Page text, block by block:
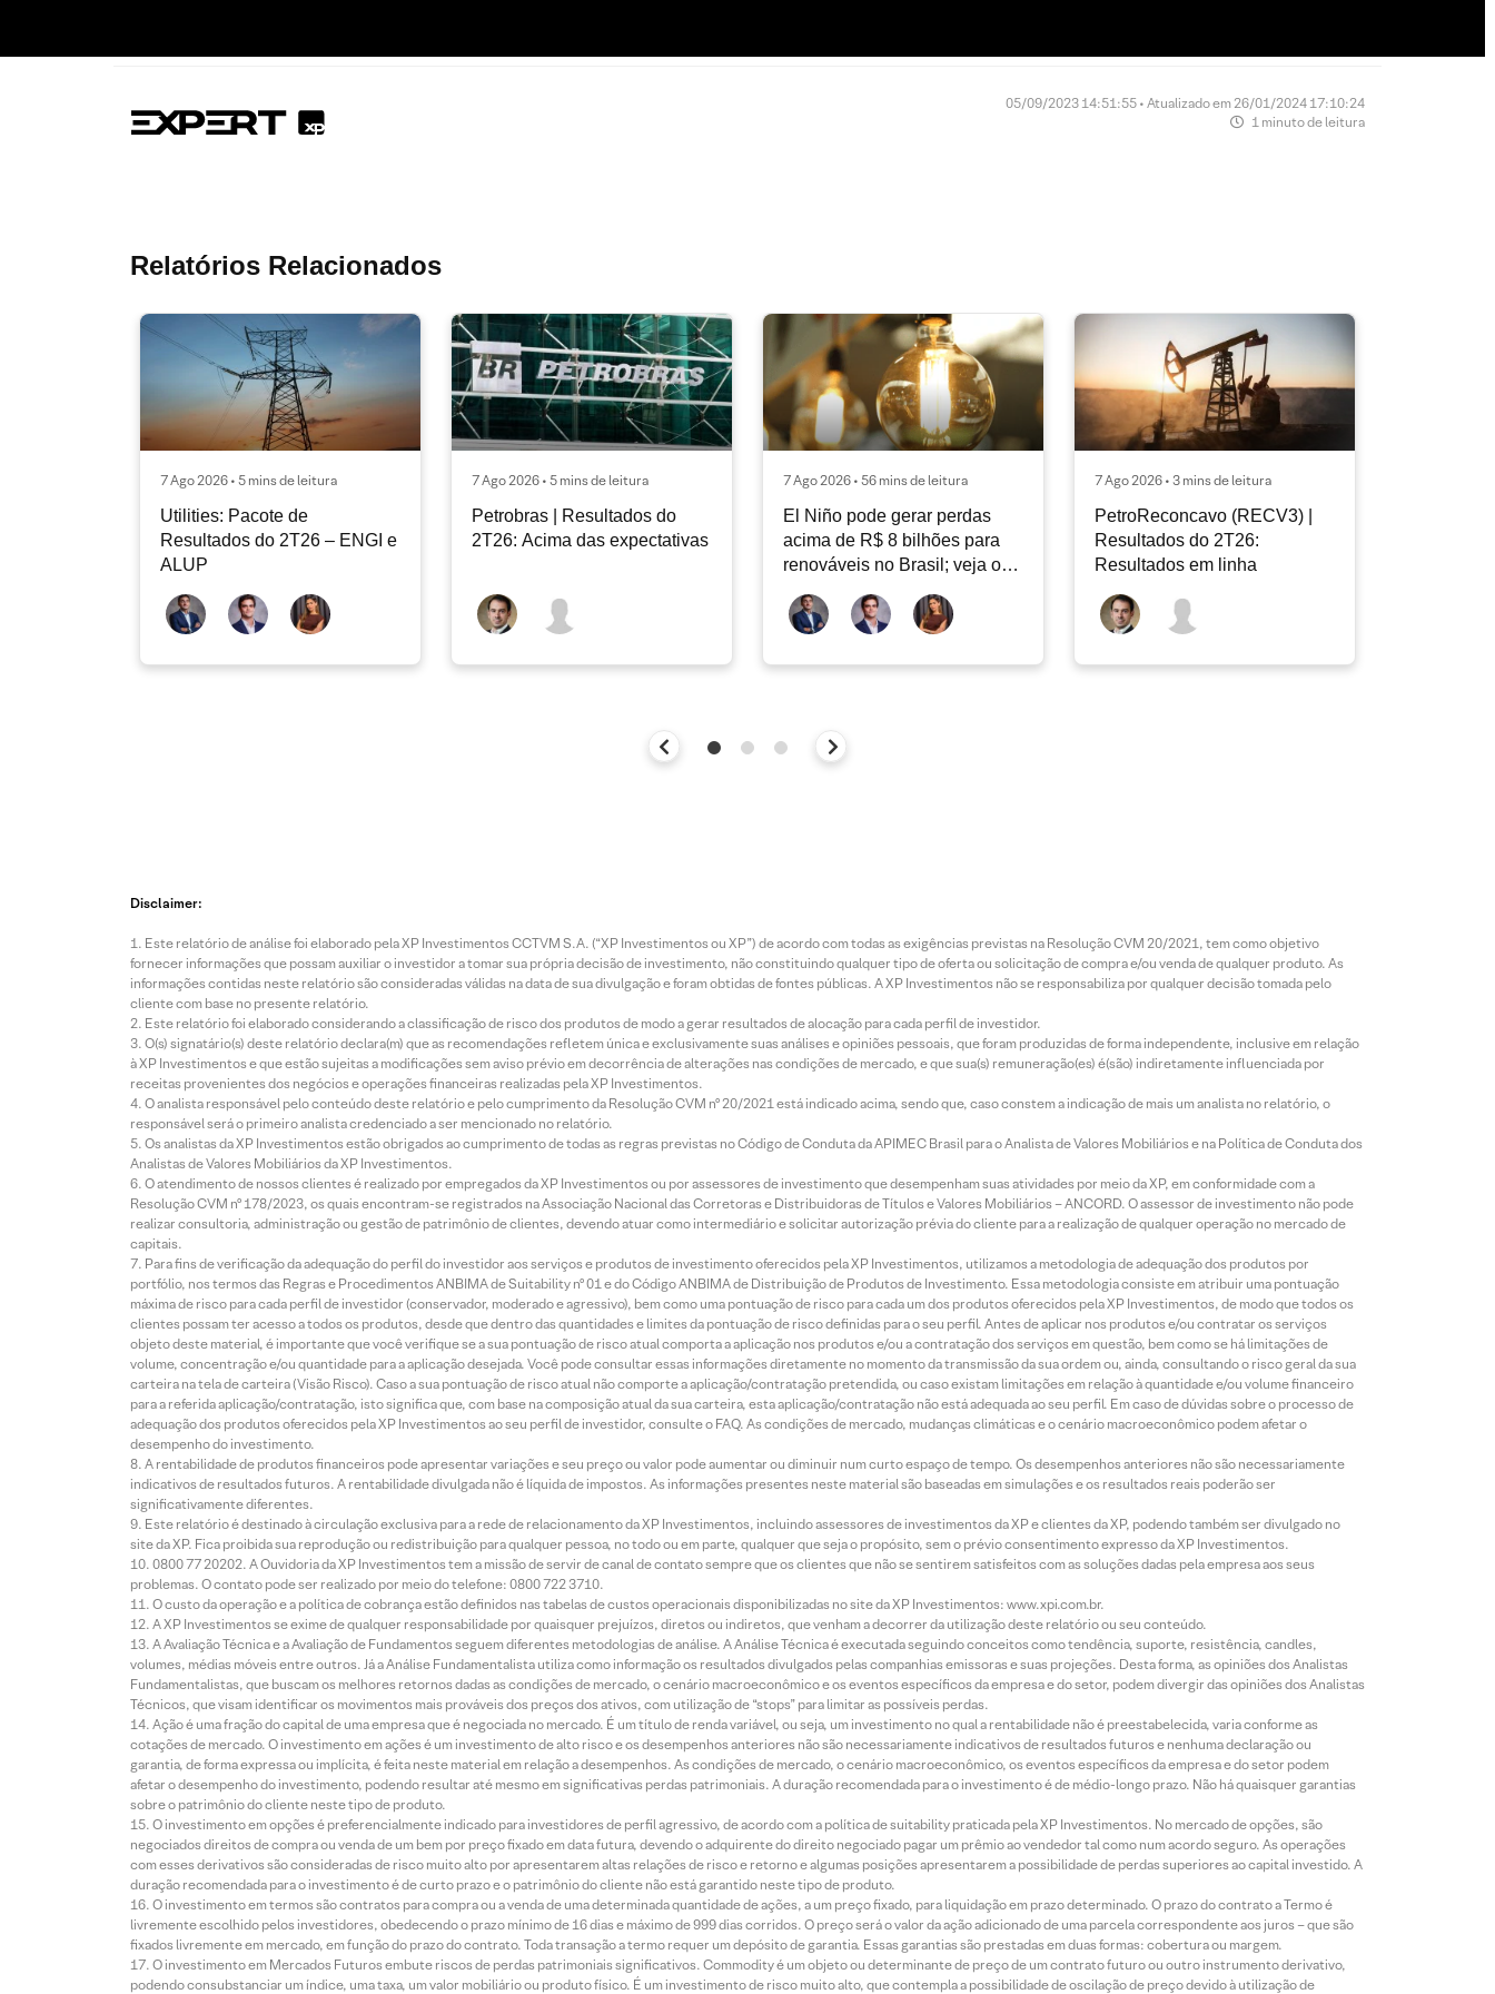
05/09/2023 14:51:55 • Atualizado em 26/01/2024 17:10:24
1 minuto de leitura
Relatórios Relacionados
7 Ago 2026 • 5 mins de leitura
Utilities: Pacote de
Resultados do 2T26 – ENGI e
ALUP
7 Ago 2026 • 5 mins de leitura
Petrobras | Resultados do
2T26: Acima das expectativas
7 Ago 2026 • 56 mins de leitura
El Niño pode gerar perdas
acima de R$ 8 bilhões para
renováveis no Brasil; veja o
Radar Energia XP | Agosto
7 Ago 2026 • 3 mins de leitura
PetroReconcavo (RECV3) |
Resultados do 2T26:
Resultados em linha
Disclaimer:
Este relatório de análise foi elaborado pela XP Investimentos CCTVM S.A. (“XP Investimentos ou XP”) de acordo com todas as exigências previstas na Resolução CVM 20/2021, tem como objetivo
fornecer informações que possam auxiliar o investidor a tomar sua própria decisão de investimento, não constituindo qualquer tipo de oferta ou solicitação de compra e/ou venda de qualquer produto. As
informações contidas neste relatório são consideradas válidas na data de sua divulgação e foram obtidas de fontes públicas. A XP Investimentos não se responsabiliza por qualquer decisão tomada pelo
cliente com base no presente relatório.
Este relatório foi elaborado considerando a classificação de risco dos produtos de modo a gerar resultados de alocação para cada perfil de investidor.
O(s) signatário(s) deste relatório declara(m) que as recomendações refletem única e exclusivamente suas análises e opiniões pessoais, que foram produzidas de forma independente, inclusive em relação
à XP Investimentos e que estão sujeitas a modificações sem aviso prévio em decorrência de alterações nas condições de mercado, e que sua(s) remuneração(es) é(são) indiretamente influenciada por
receitas provenientes dos negócios e operações financeiras realizadas pela XP Investimentos.
O analista responsável pelo conteúdo deste relatório e pelo cumprimento da Resolução CVM nº 20/2021 está indicado acima, sendo que, caso constem a indicação de mais um analista no relatório, o
responsável será o primeiro analista credenciado a ser mencionado no relatório.
Os analistas da XP Investimentos estão obrigados ao cumprimento de todas as regras previstas no Código de Conduta da APIMEC Brasil para o Analista de Valores Mobiliários e na Política de Conduta dos
Analistas de Valores Mobiliários da XP Investimentos.
O atendimento de nossos clientes é realizado por empregados da XP Investimentos ou por assessores de investimento que desempenham suas atividades por meio da XP, em conformidade com a
Resolução CVM nº 178/2023, os quais encontram-se registrados na Associação Nacional das Corretoras e Distribuidoras de Títulos e Valores Mobiliários – ANCORD. O assessor de investimento não pode
realizar consultoria, administração ou gestão de patrimônio de clientes, devendo atuar como intermediário e solicitar autorização prévia do cliente para a realização de qualquer operação no mercado de
capitais.
Para fins de verificação da adequação do perfil do investidor aos serviços e produtos de investimento oferecidos pela XP Investimentos, utilizamos a metodologia de adequação dos produtos por
portfólio, nos termos das Regras e Procedimentos ANBIMA de Suitability nº 01 e do Código ANBIMA de Distribuição de Produtos de Investimento. Essa metodologia consiste em atribuir uma pontuação
máxima de risco para cada perfil de investidor (conservador, moderado e agressivo), bem como uma pontuação de risco para cada um dos produtos oferecidos pela XP Investimentos, de modo que todos os
clientes possam ter acesso a todos os produtos, desde que dentro das quantidades e limites da pontuação de risco definidas para o seu perfil. Antes de aplicar nos produtos e/ou contratar os serviços
objeto deste material, é importante que você verifique se a sua pontuação de risco atual comporta a aplicação nos produtos e/ou a contratação dos serviços em questão, bem como se há limitações de
volume, concentração e/ou quantidade para a aplicação desejada. Você pode consultar essas informações diretamente no momento da transmissão da sua ordem ou, ainda, consultando o risco geral da sua
carteira na tela de carteira (Visão Risco). Caso a sua pontuação de risco atual não comporte a aplicação/contratação pretendida, ou caso existam limitações em relação à quantidade e/ou volume financeiro
para a referida aplicação/contratação, isto significa que, com base na composição atual da sua carteira, esta aplicação/contratação não está adequada ao seu perfil. Em caso de dúvidas sobre o processo de
adequação dos produtos oferecidos pela XP Investimentos ao seu perfil de investidor, consulte o FAQ. As condições de mercado, mudanças climáticas e o cenário macroeconômico podem afetar o
desempenho do investimento.
A rentabilidade de produtos financeiros pode apresentar variações e seu preço ou valor pode aumentar ou diminuir num curto espaço de tempo. Os desempenhos anteriores não são necessariamente
indicativos de resultados futuros. A rentabilidade divulgada não é líquida de impostos. As informações presentes neste material são baseadas em simulações e os resultados reais poderão ser
significativamente diferentes.
Este relatório é destinado à circulação exclusiva para a rede de relacionamento da XP Investimentos, incluindo assessores de investimentos da XP e clientes da XP, podendo também ser divulgado no
site da XP. Fica proibida sua reprodução ou redistribuição para qualquer pessoa, no todo ou em parte, qualquer que seja o propósito, sem o prévio consentimento expresso da XP Investimentos.
0800 77 20202. A Ouvidoria da XP Investimentos tem a missão de servir de canal de contato sempre que os clientes que não se sentirem satisfeitos com as soluções dadas pela empresa aos seus
problemas. O contato pode ser realizado por meio do telefone: 0800 722 3710.
O custo da operação e a política de cobrança estão definidos nas tabelas de custos operacionais disponibilizadas no site da XP Investimentos: www.xpi.com.br.
A XP Investimentos se exime de qualquer responsabilidade por quaisquer prejuízos, diretos ou indiretos, que venham a decorrer da utilização deste relatório ou seu conteúdo.
A Avaliação Técnica e a Avaliação de Fundamentos seguem diferentes metodologias de análise. A Análise Técnica é executada seguindo conceitos como tendência, suporte, resistência, candles,
volumes, médias móveis entre outros. Já a Análise Fundamentalista utiliza como informação os resultados divulgados pelas companhias emissoras e suas projeções. Desta forma, as opiniões dos Analistas
Fundamentalistas, que buscam os melhores retornos dadas as condições de mercado, o cenário macroeconômico e os eventos específicos da empresa e do setor, podem divergir das opiniões dos Analistas
Técnicos, que visam identificar os movimentos mais prováveis dos preços dos ativos, com utilização de “stops” para limitar as possíveis perdas.
Ação é uma fração do capital de uma empresa que é negociada no mercado. É um título de renda variável, ou seja, um investimento no qual a rentabilidade não é preestabelecida, varia conforme as
cotações de mercado. O investimento em ações é um investimento de alto risco e os desempenhos anteriores não são necessariamente indicativos de resultados futuros e nenhuma declaração ou
garantia, de forma expressa ou implícita, é feita neste material em relação a desempenhos. As condições de mercado, o cenário macroeconômico, os eventos específicos da empresa e do setor podem
afetar o desempenho do investimento, podendo resultar até mesmo em significativas perdas patrimoniais. A duração recomendada para o investimento é de médio-longo prazo. Não há quaisquer garantias
sobre o patrimônio do cliente neste tipo de produto.
O investimento em opções é preferencialmente indicado para investidores de perfil agressivo, de acordo com a política de suitability praticada pela XP Investimentos. No mercado de opções, são
negociados direitos de compra ou venda de um bem por preço fixado em data futura, devendo o adquirente do direito negociado pagar um prêmio ao vendedor tal como num acordo seguro. As operações
com esses derivativos são consideradas de risco muito alto por apresentarem altas relações de risco e retorno e algumas posições apresentarem a possibilidade de perdas superiores ao capital investido. A
duração recomendada para o investimento é de curto prazo e o patrimônio do cliente não está garantido neste tipo de produto.
O investimento em termos são contratos para compra ou a venda de uma determinada quantidade de ações, a um preço fixado, para liquidação em prazo determinado. O prazo do contrato a Termo é
livremente escolhido pelos investidores, obedecendo o prazo mínimo de 16 dias e máximo de 999 dias corridos. O preço será o valor da ação adicionado de uma parcela correspondente aos juros – que são
fixados livremente em mercado, em função do prazo do contrato. Toda transação a termo requer um depósito de garantia. Essas garantias são prestadas em duas formas: cobertura ou margem.
O investimento em Mercados Futuros embute riscos de perdas patrimoniais significativos. Commodity é um objeto ou determinante de preço de um contrato futuro ou outro instrumento derivativo,
podendo consubstanciar um índice, uma taxa, um valor mobiliário ou produto físico. É um investimento de risco muito alto, que contempla a possibilidade de oscilação de preço devido à utilização de